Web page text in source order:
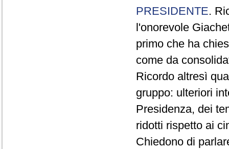
PRESIDENTE.
l'onorevole
primo che ha
come da
Ricordo altresì
gruppo: ulteriori
Presidenza, dei
ridotti rispetto ai
Chiedono di